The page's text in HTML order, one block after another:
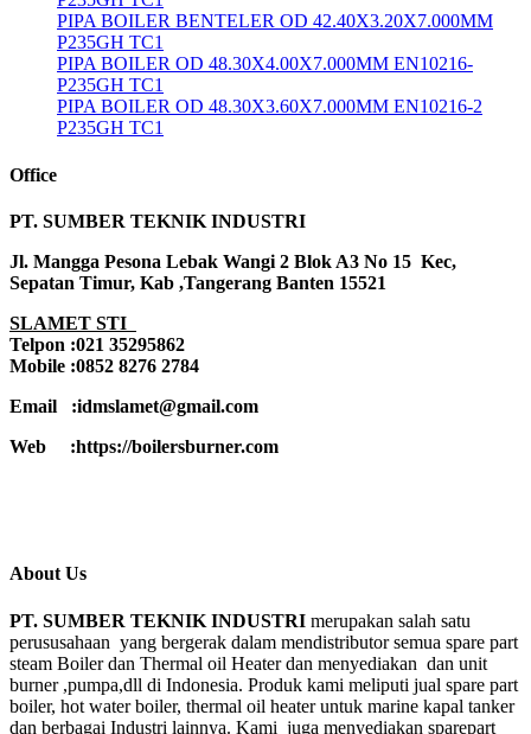
PIPA BOILER BENTELER OD 42.40X3.20X7.000MM
P235GH TC1
PIPA BOILER OD 48.30X4.00X7.000MM EN10216-
P235GH TC1
PIPA BOILER OD 48.30X3.60X7.000MM EN10216-2
P235GH TC1
Office
PT. SUMBER TEKNIK INDUSTRI
Jl. Mangga Pesona Lebak Wangi 2 Blok A3 No 15 Kec,
Sepatan Timur, Kab ,Tangerang Banten 15521
SLAMET STI
Telpon :021 35295862
Mobile :0852 8276 2784
Email :idmslamet@gmail.com
Web :https://boilersburner.com
About Us
PT. SUMBER TEKNIK INDUSTRI merupakan salah satu
perususahaan yang bergerak dalam mendistributor semua spare part
steam Boiler dan Thermal oil Heater dan menyediakan dan unit
burner ,pumpa,dll di Indonesia. Produk kami meliputi jual spare part
boiler, hot water boiler, thermal oil heater untuk marine kapal tanker
dan berbagai Industri lainnya. Kami juga menyediakan sparepart